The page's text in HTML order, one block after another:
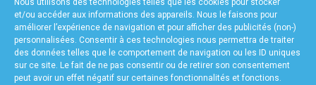
Nous utilisons des technologies telles que les cookies pour stocker
et/ou accéder aux informations des appareils. Nous le faisons pour
améliorer l’expérience de navigation et pour afficher des publicités (non-)
personnalisées. Consentir à ces technologies nous permettra de traiter
des données telles que le comportement de navigation ou les ID uniques
sur ce site. Le fait de ne pas consentir ou de retirer son consentement
peut avoir un effet négatif sur certaines fonctionnalités et fonctions.
CHARTE DE CONFIDENTIALITÉ
NOUS CONTACTER
MENTIONS LÉGALES
RÉALISÉ PAR L’AGENCE WEB A3WEB
POLITIQUE DE COOKIES (UE)
DÉCLARATION DE CONFIDENTIALITÉ (UE)